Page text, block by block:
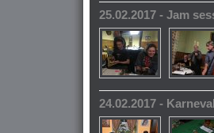
25.02.2017 - Jam
24.02.2017 -